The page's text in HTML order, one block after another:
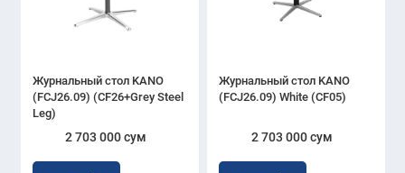
Журнальный стол KANO
(FCJ26.09) (CF26+Grey Steel
Leg)
2 703 000 сум
Журнальный стол KANO
(FCJ26.09) White (CF05)
2 703 000 сум